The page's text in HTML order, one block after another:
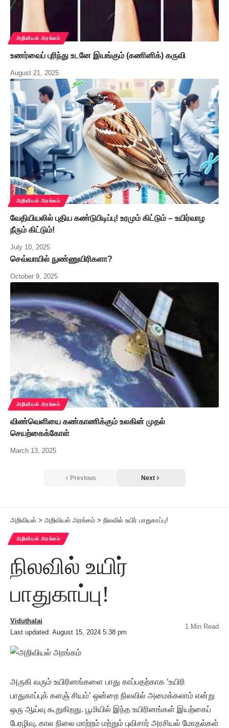
அறிவியல் அரங்கம்
உணர்வைப் புரிந்து உடனே இயங்கும் (கணினிக்) கருவி
August 21, 2025
அறிவியல் அரங்கம்
வேதியியலில் புதிய கண்டுபிடிப்பு! உரமும் கிட்டும் – உயிர்வாழ
நீரும் கிட்டும்!
July 10, 2025
செவ்வாயில் நுண்ணுயிரிகளா?
October 9, 2025
அறிவியல் அரங்கம்
விண்வெளியை கண்காணிக்கும் உலகின் முதல்
செயற்கைக்கோள்
March 13, 2025
Previous Next
அறிவியல் > அறிவியல் அரங்கம் > நிலவில் உயிர் பாதுகாப்பு!
அறிவியல் அரங்கம்
நிலவில் உயிர்
பாதுகாப்பு!
Last updated: August 15, 2024 5:38 pm
Viduthalai
1 Min Read
அருகி வரும் உயிரினங்களை பாது காப்பதற்காக ‘உயிரி
பாதுகாப்புக் களஞ் சியம்’ ஒன்றை நிலவில் அமைக்கலாம் என்று
ஒரு ஆய்வு கூறுகிறது. பூமியில் இந்த உயிரினங்கள் இயற்கைப்
பேரழிவு, கால நிலை மாற்றம் மற்றும் புவிசார் அரசியல் மோதல்கள்